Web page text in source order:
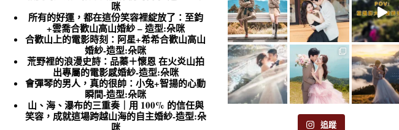
咪
所有的好運，都在這份笑容裡綻放了：至鈞
+雲喬合歡山高山婚紗 – 造型:朵咪
合歡山上的電影時刻：阿星+希希合歡山高山
婚紗-造型:朵咪
荒野裡的浪漫史詩：品蓁＋懷恩 在火炎山拍
出專屬的電影感婚紗-造型:朵咪
會彈琴的男人，真的很帥：小兔+智揚的心動
瞬間-造型:朵咪
山、海、瀑布的三重奏｜用 100% 的信任與
笑容，成就這場跨越山海的自主婚紗-造型:朵
咪
追蹤